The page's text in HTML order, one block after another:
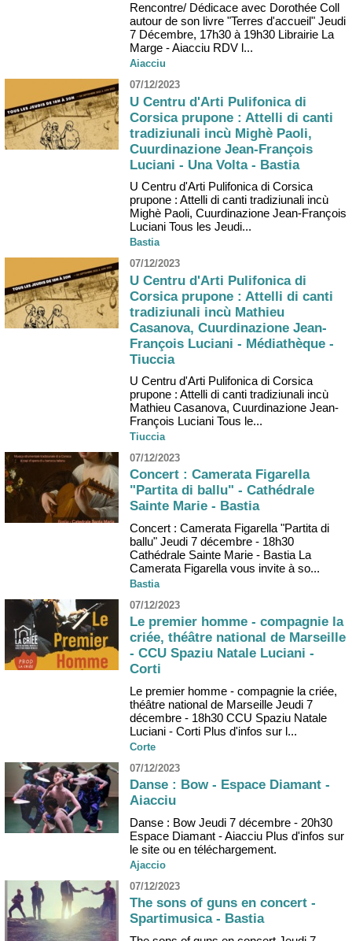
Rencontre/ Dédicace avec Dorothée Coll
autour de son livre "Terres d'accueil" Jeudi
7 Décembre, 17h30 à 19h30 Librairie La
Marge - Aiacciu RDV l...
Aiacciu
07/12/2023
U Centru d'Arti Pulifonica di
Corsica prupone : Attelli di canti
tradiziunali incù Mighè Paoli,
Cuurdinazione Jean-François
Luciani - Una Volta - Bastia
U Centru d'Arti Pulifonica di Corsica
prupone : Attelli di canti tradiziunali incù
Mighè Paoli, Cuurdinazione Jean-François
Luciani Tous les Jeudi...
Bastia
07/12/2023
U Centru d'Arti Pulifonica di
Corsica prupone : Attelli di canti
tradiziunali incù Mathieu
Casanova, Cuurdinazione Jean-
François Luciani - Médiathèque -
Tiuccia
U Centru d'Arti Pulifonica di Corsica
prupone : Attelli di canti tradiziunali incù
Mathieu Casanova, Cuurdinazione Jean-
François Luciani Tous le...
Tiuccia
07/12/2023
Concert : Camerata Figarella
"Partita di ballu" - Cathédrale
Sainte Marie - Bastia
Concert : Camerata Figarella "Partita di
ballu" Jeudi 7 décembre - 18h30
Cathédrale Sainte Marie - Bastia La
Camerata Figarella vous invite à so...
Bastia
07/12/2023
Le premier homme - compagnie la
criée, théâtre national de Marseille
- CCU Spaziu Natale Luciani -
Corti
Le premier homme - compagnie la criée,
théâtre national de Marseille Jeudi 7
décembre - 18h30 CCU Spaziu Natale
Luciani - Corti Plus d'infos sur l...
Corte
07/12/2023
Danse : Bow - Espace Diamant -
Aiacciu
Danse : Bow Jeudi 7 décembre - 20h30
Espace Diamant - Aiacciu Plus d'infos sur
le site ou en téléchargement.
Ajaccio
07/12/2023
The sons of guns en concert -
Spartimusica - Bastia